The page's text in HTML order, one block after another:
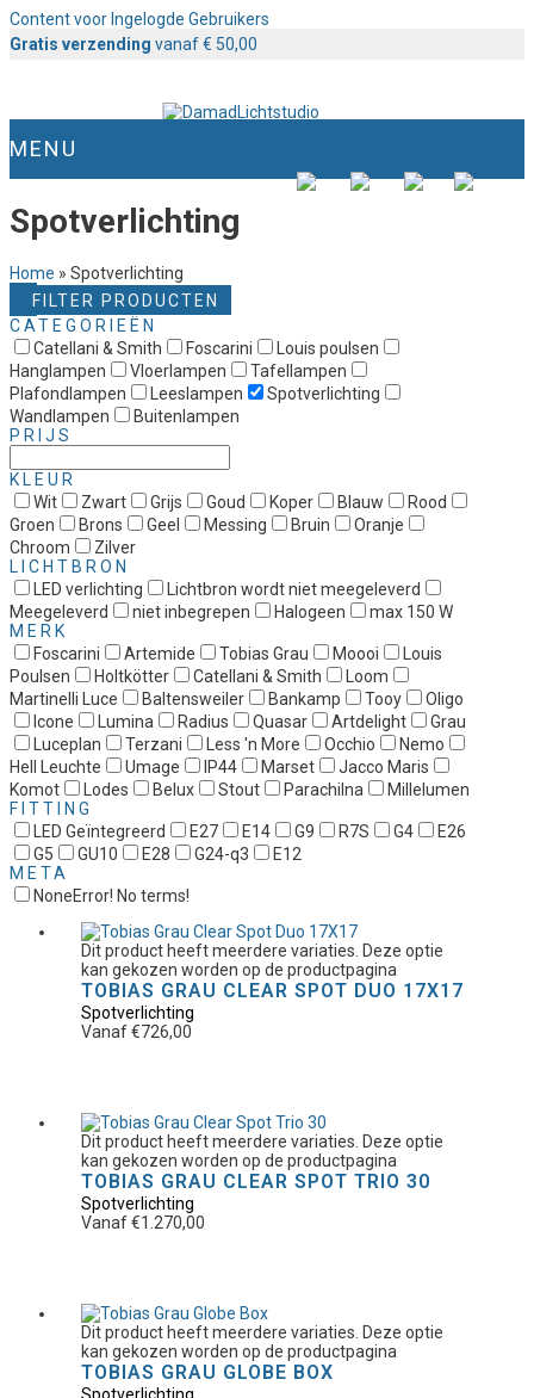
Content voor Ingelogde Gebruikers
Gratis verzending vanaf € 50,00
MENU
Spotverlichting
Home » Spotverlichting
FILTER PRODUCTEN
CATEGORIEËN
Catellani & Smith
Foscarini
Louis poulsen
Hanglampen
Vloerlampen
Tafellampen
Plafondlampen
Leeslampen
Spotverlichting
Wandlampen
Buitenlampen
PRIJS
KLEUR
Wit
Zwart Grijs Goud Koper Blauw
Rood
Groen
Brons Geel Messing Bruin
Oranje
Chroom
Zilver
LICHTBRON
LED verlichting
Lichtbron wordt niet meegeleverd
Meegeleverd
niet inbegrepen Halogeen
max 150 W
MERK
Foscarini
Artemide Tobias Grau Moooi
Louis
Poulsen
Holtkötter Catellani & Smith
Loom
Martinelli Luce
Baltensweiler Bankamp Tooy
Oligo
Icone
Lumina Radius Quasar Artdelight
Grau
Luceplan
Terzani Less 'n More Occhio
Nemo
Hell Leuchte
Umage IP44 Marset
Jacco Maris
Komot
Lodes Belux Stout Parachilna
Millelumen
FITTING
LED Geïntegreerd
E27 E14 G9 R7S G4
E26
G5
GU10 E28 G24-q3
E12
META
NoneError! No terms!
Dit product heeft meerdere variaties. Deze optie
kan gekozen worden op de productpagina
TOBIAS GRAU CLEAR SPOT DUO 17X17
Spotverlichting
Vanaf€726,00
Dit product heeft meerdere variaties. Deze optie
kan gekozen worden op de productpagina
TOBIAS GRAU CLEAR SPOT TRIO 30
Spotverlichting
Vanaf€1.270,00
Dit product heeft meerdere variaties. Deze optie
kan gekozen worden op de productpagina
TOBIAS GRAU GLOBE BOX
Spotverlichting